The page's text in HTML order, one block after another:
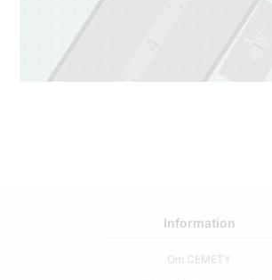
3
Information
Om CEMETY